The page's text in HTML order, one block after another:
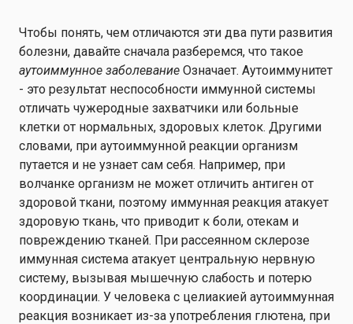
Чтобы понять, чем отличаются эти два пути развития
болезни, давайте сначала разберемся, что такое
аутоиммунное заболевание Означает. Аутоиммунитет
- это результат неспособности иммунной системы
отличать чужеродные захватчики или больные
клетки от нормальных, здоровых клеток. Другими
словами, при аутоиммунной реакции организм
путается и не узнает сам себя. Например, при
волчанке организм не может отличить антиген от
здоровой ткани, поэтому иммунная реакция атакует
здоровую ткань, что приводит к боли, отекам и
повреждению тканей. При рассеянном склерозе
иммунная система атакует центральную нервную
систему, вызывая мышечную слабость и потерю
координации. У человека с целиакией аутоиммунная
реакция возникает из-за употребления глютена, при